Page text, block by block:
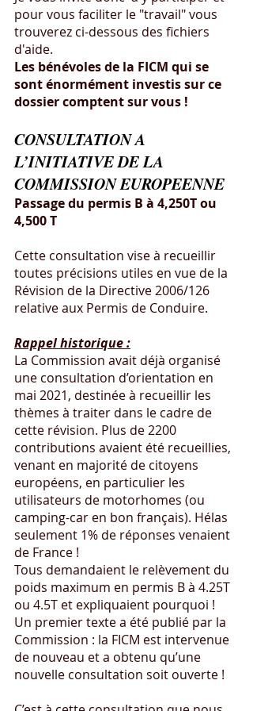
pour vous faciliter le "travail" vous
trouverez ci-dessous des fichiers
d'aide.
Les bénévoles de la FICM qui se
sont énormément investis sur ce
dossier comptent sur vous !
CONSULTATION A
L’INITIATIVE DE LA
COMMISSION EUROPEENNE
Passage du permis B à 4,250T ou
4,500 T
Cette consultation vise à recueillir
toutes précisions utiles en vue de la
Révision de la Directive 2006/126
relative aux Permis de Conduire.
Rappel historique :
La Commission avait déjà organisé
une consultation d’orientation en
mai 2021, destinée à recueillir les
thèmes à traiter dans le cadre de
cette révision. Plus de 2200
contributions avaient été recueillies,
venant en majorité de citoyens
européens, en particulier les
utilisateurs de motorhomes (ou
camping-car en bon français). Hélas
seulement 1% de réponses venaient
de France !
Tous demandaient le relèvement du
poids maximum en permis B à 4.25T
ou 4.5T et expliquaient pourquoi !
Un premier texte a été publié par la
Commission : la FICM est intervenue
de nouveau et a obtenu qu’une
nouvelle consultation soit ouverte !